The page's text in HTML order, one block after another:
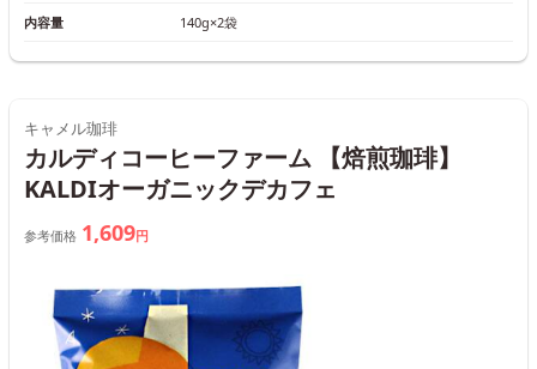
内容量 140g×2袋
キャメル珈琲
カルディコーヒーファーム 【焙煎珈琲】
KALDIオーガニックデカフェ
参考価格 1,609円